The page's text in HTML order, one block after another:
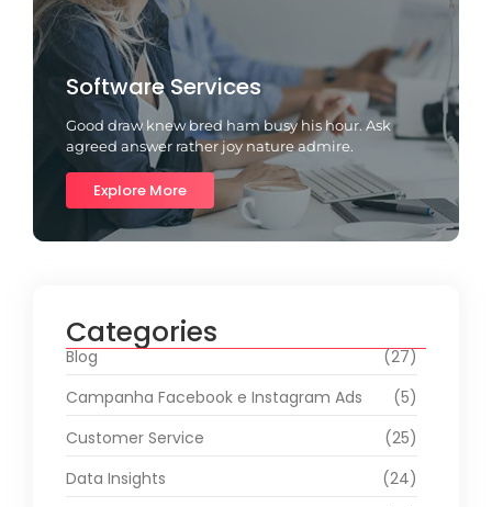
Software Services
Good draw knew bred ham busy his hour. Ask
agreed answer rather joy nature admire.
Explore More
Categories
Blog
(27)
Campanha Facebook e Instagram Ads
(5)
Customer Service
(25)
Data Insights
(24)